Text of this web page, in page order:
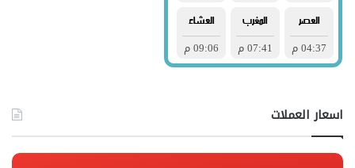
اسعار العملات